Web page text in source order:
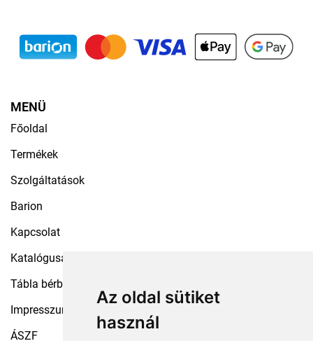
Az oldal sütiket
használ
MENÜ
Főoldal
Termékek
Szolgáltatások
Barion
Kapcsolat
Katalógusaink
Tábla bérbeadás
Impresszum
ÁSZF